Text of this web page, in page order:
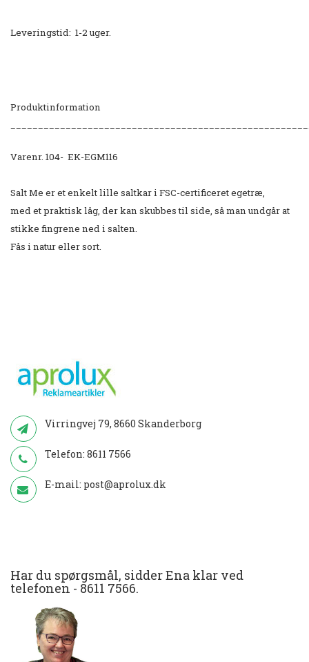
Leveringstid: 1-2 uger.
Produktinformation
Varenr. 104- EK-EGM116
Salt Me er et enkelt lille saltkar i FSC-certificeret egetræ,
med et praktisk låg, der kan skubbes til side, så man undgår at
stikke fingrene ned i salten.
Fås i natur eller sort.
Virringvej 79, 8660 Skanderborg
Telefon: 8611 7566
E-mail: post@aprolux.dk
Har du spørgsmål, sidder Ena klar ved
telefonen - 8611 7566.